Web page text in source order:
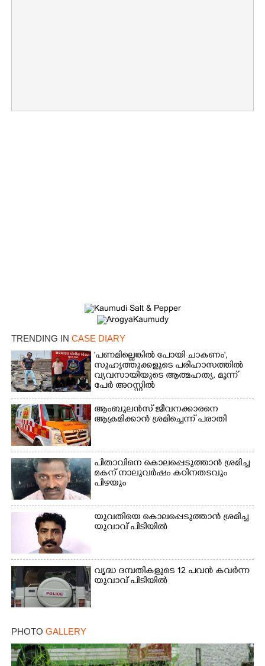
TRENDING IN CASE DIARY
'പണമില്ലെങ്കിൽ പോയി ചാകണം',
സുഹൃത്തുക്കളുടെ പരിഹാസത്തിൽ
വ്യവസായിയുടെ ആത്മഹത്യ, മൂന്ന്
പേർ അറസ്റ്റിൽ
ആംബുലൻസ് ജീവനക്കാരനെ
ആക്രമിക്കാൻ ശ്രമിച്ചെന്ന് പരാതി
പിതാവിനെ കൊലപ്പെടുത്താൻ ശ്രമിച്ച
മകന് നാലുവർഷം കഠിനതടവും
പിഴയും
യുവതിയെ കൊലപ്പെടുത്താൻ ശ്രമിച്ച
യുവാവ് പിടിയിൽ
വൃദ്ധ ദമ്പതികളുടെ 12 പവൻ കവർന്ന
യുവാവ് പിടിയിൽ
PHOTO GALLERY
Share this link